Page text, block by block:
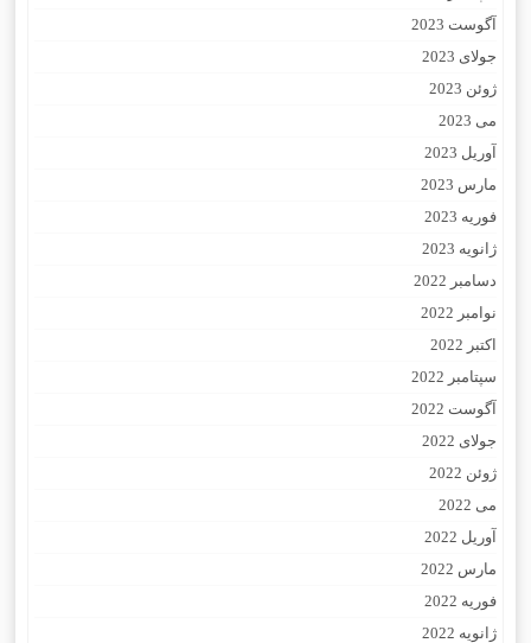
آگوست 2023
جولای 2023
ژوئن 2023
می 2023
آوریل 2023
مارس 2023
فوریه 2023
ژانویه 2023
دسامبر 2022
نوامبر 2022
اکتبر 2022
سپتامبر 2022
آگوست 2022
جولای 2022
ژوئن 2022
می 2022
آوریل 2022
مارس 2022
فوریه 2022
ژانویه 2022